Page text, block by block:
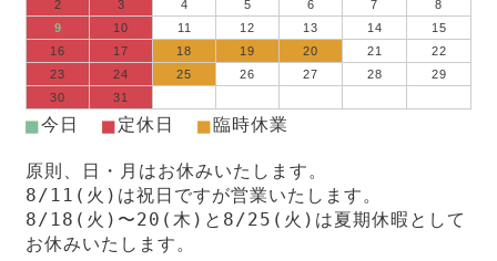
2
3 4 5 6 7
8
9
10 11 12 13 14
15
16
17 18 19 20 21
22
23
24 25 26 27 28
29
30
31
■今日 ■定休日 ■臨時休業
原則、日・月はお休みいたします。
8/11(火)は祝日ですが営業いたします。
8/18(火)〜20(木)と8/25(火)は夏期休暇として
お休みいたします。